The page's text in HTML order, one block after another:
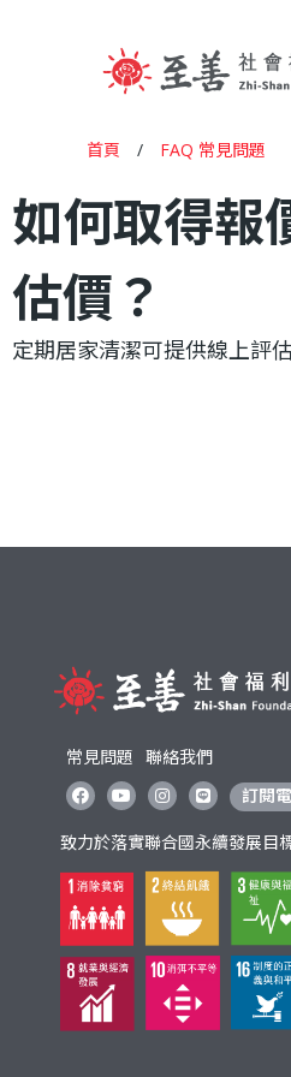
至
善
社
利
金
會
在
這
裡
首頁 / FAQ 常見問題
如何取得報
估價？
定期居家清潔可提供線上評
常見問題 聯絡我們
訂閱
致力於落實聯合國永續發展目